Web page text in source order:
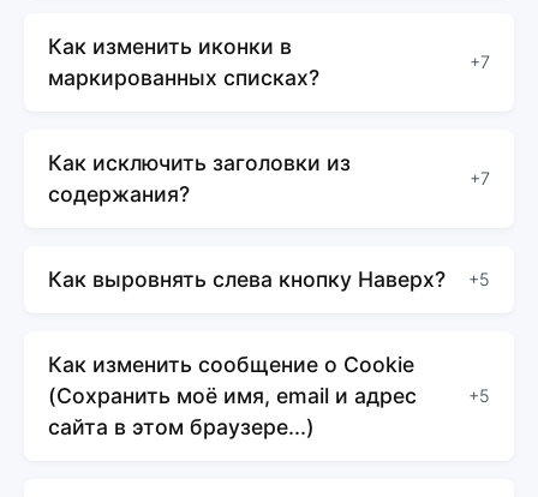
Как изменить иконки в
маркированных списках?
+7
Как исключить заголовки из
содержания?
+7
Как выровнять слева кнопку Наверх? +5
Как изменить сообщение о Cookie
(Сохранить моё имя, email и адрес
сайта в этом браузере...)
+5